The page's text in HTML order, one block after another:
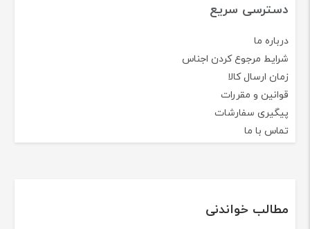
دسترسی سریع
درباره ما
شرایط مرجوع کردن اجناس
زمان ارسال کالا
قوانین و مقررات
پیگیری سفارشات
تماس با ما
مطالب خواندنی